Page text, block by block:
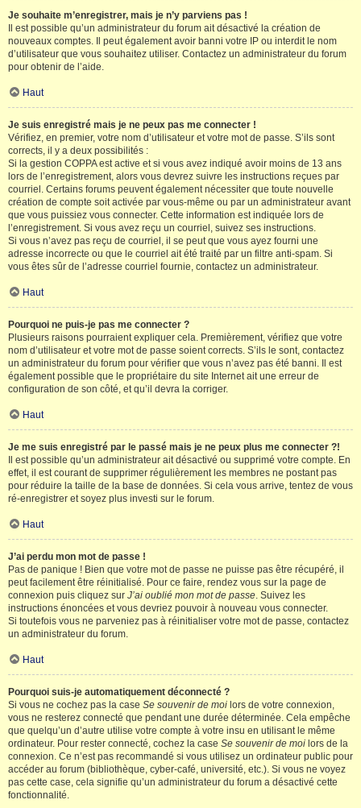
Je souhaite m’enregistrer, mais je n’y parviens pas !
Il est possible qu’un administrateur du forum ait désactivé la création de
nouveaux comptes. Il peut également avoir banni votre IP ou interdit le nom
d’utilisateur que vous souhaitez utiliser. Contactez un administrateur du forum
pour obtenir de l’aide.
Haut
Je suis enregistré mais je ne peux pas me connecter !
Vérifiez, en premier, votre nom d’utilisateur et votre mot de passe. S’ils sont
corrects, il y a deux possibilités :
Si la gestion COPPA est active et si vous avez indiqué avoir moins de 13 ans
lors de l’enregistrement, alors vous devrez suivre les instructions reçues par
courriel. Certains forums peuvent également nécessiter que toute nouvelle
création de compte soit activée par vous-même ou par un administrateur avant
que vous puissiez vous connecter. Cette information est indiquée lors de
l’enregistrement. Si vous avez reçu un courriel, suivez ses instructions.
Si vous n’avez pas reçu de courriel, il se peut que vous ayez fourni une
adresse incorrecte ou que le courriel ait été traité par un filtre anti-spam. Si
vous êtes sûr de l’adresse courriel fournie, contactez un administrateur.
Haut
Pourquoi ne puis-je pas me connecter ?
Plusieurs raisons pourraient expliquer cela. Premièrement, vérifiez que votre
nom d’utilisateur et votre mot de passe soient corrects. S’ils le sont, contactez
un administrateur du forum pour vérifier que vous n’avez pas été banni. Il est
également possible que le propriétaire du site Internet ait une erreur de
configuration de son côté, et qu’il devra la corriger.
Haut
Je me suis enregistré par le passé mais je ne peux plus me connecter ?!
Il est possible qu’un administrateur ait désactivé ou supprimé votre compte. En
effet, il est courant de supprimer régulièrement les membres ne postant pas
pour réduire la taille de la base de données. Si cela vous arrive, tentez de vous
ré-enregistrer et soyez plus investi sur le forum.
Haut
J’ai perdu mon mot de passe !
Pas de panique ! Bien que votre mot de passe ne puisse pas être récupéré, il
peut facilement être réinitialisé. Pour ce faire, rendez vous sur la page de
connexion puis cliquez sur J’ai oublié mon mot de passe. Suivez les
instructions énoncées et vous devriez pouvoir à nouveau vous connecter.
Si toutefois vous ne parveniez pas à réinitialiser votre mot de passe, contactez
un administrateur du forum.
Haut
Pourquoi suis-je automatiquement déconnecté ?
Si vous ne cochez pas la case Se souvenir de moi lors de votre connexion,
vous ne resterez connecté que pendant une durée déterminée. Cela empêche
que quelqu’un d’autre utilise votre compte à votre insu en utilisant le même
ordinateur. Pour rester connecté, cochez la case Se souvenir de moi lors de la
connexion. Ce n’est pas recommandé si vous utilisez un ordinateur public pour
accéder au forum (bibliothèque, cyber-café, université, etc.). Si vous ne voyez
pas cette case, cela signifie qu’un administrateur du forum a désactivé cette
fonctionnalité.